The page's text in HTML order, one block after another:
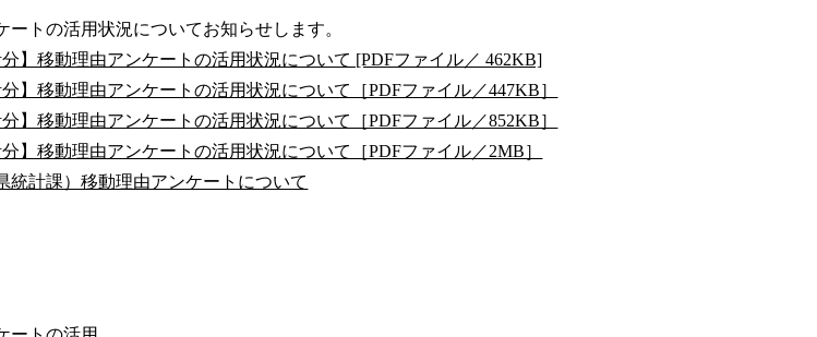
ートの活用状況についてお知らせします。
分】移動理由アンケートの活用状況について [PDFファイル／ 462KB]
分】移動理由アンケートの活用状況について［PDFファイル／447KB］
分】移動理由アンケートの活用状況について［PDFファイル／852KB］
分】移動理由アンケートの活用状況について［PDFファイル／2MB］
統計課）移動理由アンケートについて